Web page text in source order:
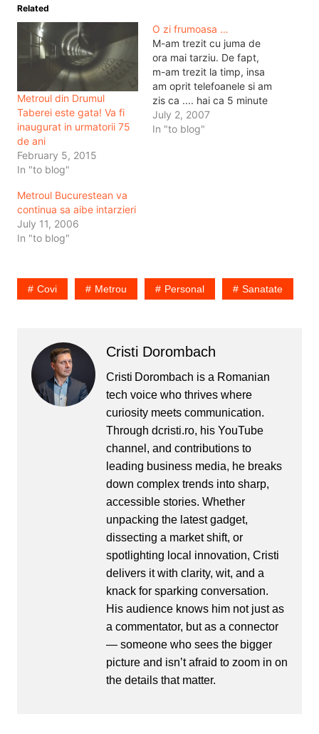
Related
Metroul din Drumul
Taberei este gata! Va fi
inaugurat in urmatorii 75
de ani
February 5, 2015
In "to blog"
O zi frumoasa …
M-am trezit cu juma de
ora mai tarziu. De fapt,
m-am trezit la timp, insa
am oprit telefoanele si am
zis ca .... hai ca 5 minute
nu o fi mult. Cand a sunat
alarma de la calculatoar,
July 2, 2007
In "to blog"
Metroul Bucurestean va
continua sa aibe intarzieri
July 11, 2006
In "to blog"
Covi Metrou Personal Sanatate
Cristi Dorombach
Cristi Dorombach is a Romanian
tech voice who thrives where
curiosity meets communication.
Through dcristi.ro, his YouTube
channel, and contributions to
leading business media, he breaks
down complex trends into sharp,
accessible stories. Whether
unpacking the latest gadget,
dissecting a market shift, or
spotlighting local innovation, Cristi
delivers it with clarity, wit, and a
knack for sparking conversation.
His audience knows him not just as
a commentator, but as a connector
— someone who sees the bigger
picture and isn’t afraid to zoom in on
the details that matter.